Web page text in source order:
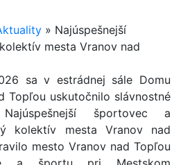
» Najúspešnejší
mesta Vranov nad
sa v estrádnej sále Domu
Topľou uskutočnilo slávnostné
športovec a
kolektív mesta Vranov nad
mesto Vranov nad Topľou